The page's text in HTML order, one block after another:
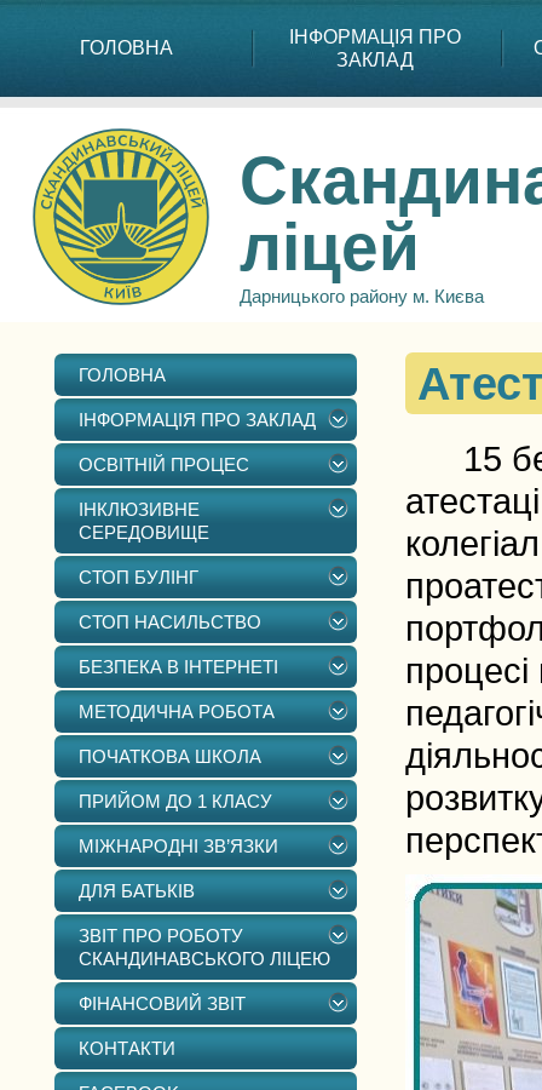
ГОЛОВНА
ІНФОРМАЦІЯ ПРО
ЗАКЛАД
ліцей
Дарницького району м. Києва
ГОЛОВНА
ІНФОРМАЦІЯ ПРО ЗАКЛАД
ОСВІТНІЙ ПРОЦЕС
ІНКЛЮЗИВНЕ
СЕРЕДОВИЩЕ
СТОП БУЛІНГ
СТОП НАСИЛЬСТВО
БЕЗПЕКА В ІНТЕРНЕТІ
МЕТОДИЧНА РОБОТА
ПОЧАТКОВА ШКОЛА
ПРИЙОМ ДО 1 КЛАСУ
МІЖНАРОДНІ ЗВ’ЯЗКИ
ДЛЯ БАТЬКІВ
ЗВІТ ПРО РОБОТУ
СКАНДИНАВСЬКОГО ЛІЦЕЮ
ФІНАНСОВИЙ ЗВІТ
КОНТАКТИ
15